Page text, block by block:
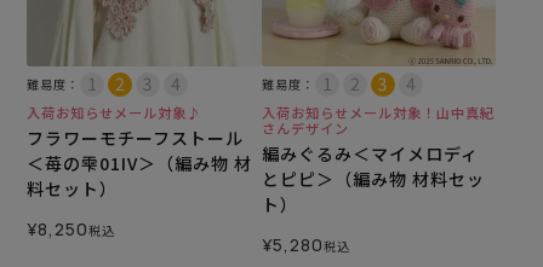
難易度：
入荷お知らせメール対象♪
フラワーモチーフストール
＜苺の雫01IV＞（編み物 材
料セット）
¥8,250税込
難易度：
入荷お知らせメール対象！山中真紀
さんデザイン
編みぐるみ＜マイメロディ
とピピ＞（編み物 材料セッ
ト）
¥5,280税込